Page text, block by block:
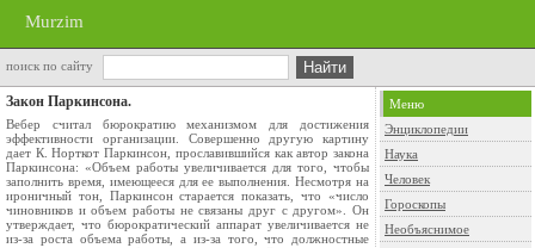
Murzim
поиск по сайту
Закон Паркинсона.
Вебер считал бюрократию механизмом для достижения
эффективности организации. Совершенно другую картину
дает К. Норткот Паркинсон, прославившийся как автор закона
Паркинсона: «Объем работы увеличивается для того, чтобы
заполнить время, имеющееся для ее выполнения. Несмот­ря на
ироничный тон, Паркинсон старается показать, что «число
чиновников и объем работы не связаны друг с другом». Он
утверждает, что бюрократический аппарат увеличивается не
из-за роста объема работы, а из-за того, что должностные
Меню
Энциклопедии
Наука
Человек
Гороскопы
Необъяснимое